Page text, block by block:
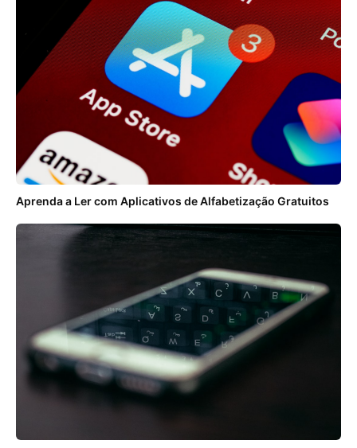
Aprenda a Ler com Aplicativos de Alfabetização Gratuitos